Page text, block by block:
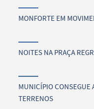
MONFORTE EM
NOITES NA PRAÇA
MUNICÍPIO CONSEGUE
TERRENOS